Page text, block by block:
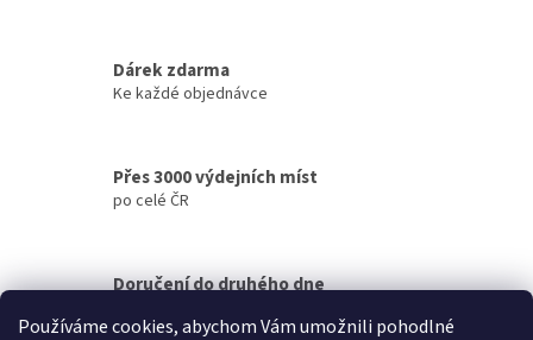
Používáme cookies, abychom Vám umožnili pohodlné
Dárek zdarma
Ke každé objednávce
Přes 3000 výdejních míst
po celé ČR
Doručení do druhého dne